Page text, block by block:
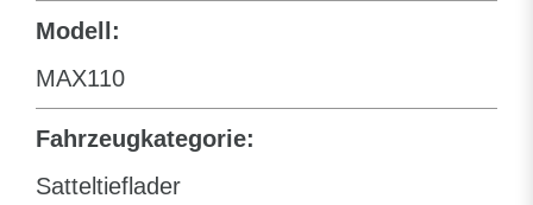
Modell:
MAX110
Fahrzeugkategorie:
Satteltieflader